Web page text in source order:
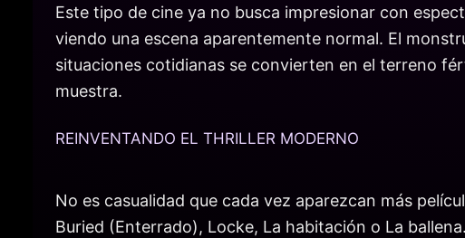
Este tipo de cine ya no busca impresionar con
viendo una escena aparentemente normal. El
situaciones cotidianas se convierten en el terreno
muestra.
REINVENTANDO EL THRILLER MODERNO
No es casualidad que cada vez aparezcan más
Buried (Enterrado), Locke, La habitación o La